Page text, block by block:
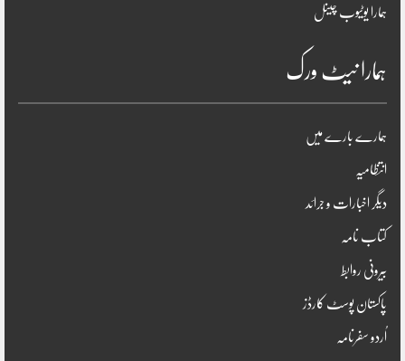
ہمارا یوٹیوب چینل
ہمارا نیٹ ورک
ہمارے بارے میں
انتظامیہ
دیگر اخبارات و جرائد
کتاب نامہ
بیرونی روابط
پاکستان پوسٹ کارڈز
اُردو سفرنامہ